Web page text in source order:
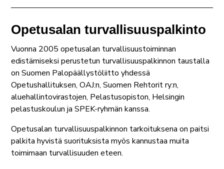
Opetusalan turvallisuuspalkinto
Vuonna 2005 opetusalan turvallisuustoiminnan
edistämiseksi perustetun turvallisuuspalkinnon taustalla
on Suomen Palopäällystöliitto yhdessä
Opetushallituksen, OAJ:n, Suomen Rehtorit ry:n,
aluehallintovirastojen, Pelastusopiston, Helsingin
pelastuskoulun ja SPEK-ryhmän kanssa.
Opetusalan turvallisuuspalkinnon tarkoituksena on paitsi
palkita hyvistä suorituksista myös kannustaa muita
toimimaan turvallisuuden eteen.